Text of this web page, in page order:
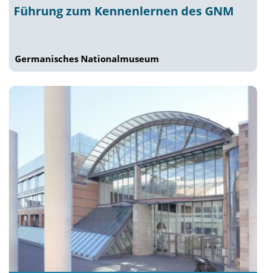
Führung zum Kennenlernen des GNM
Germanisches Nationalmuseum